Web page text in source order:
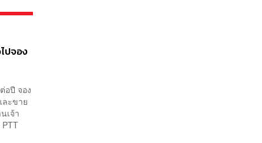
ปจอง
อปี จอง
ะขาย
เจ้า